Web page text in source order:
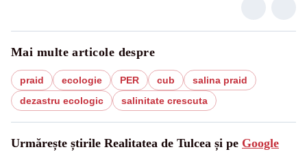
Mai multe articole despre
praid ecologie PER cub
salina praid
dezastru ecologic
salinitate crescuta
Urmărește știrile Realitatea de Tulcea și pe Google